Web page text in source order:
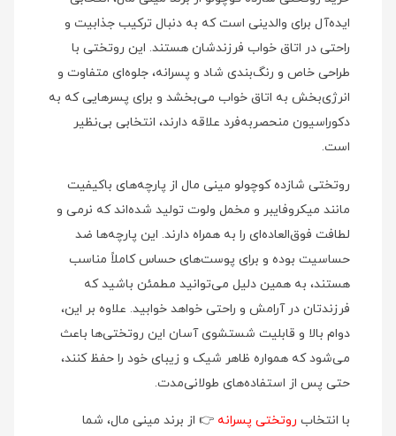
ایده‌آل برای والدینی است که به دنبال ترکیب جذابیت و
راحتی در اتاق خواب فرزندشان هستند. این روتختی با
طراحی خاص و رنگ‌بندی شاد و پسرانه، جلوه‌ای متفاوت و
انرژی‌بخش به اتاق خواب می‌بخشد و برای پسرهایی که به
دکوراسیون منحصربه‌فرد علاقه دارند، انتخابی بی‌نظیر
است.
روتختی شازده کوچولو مینی‌ مال از پارچه‌های باکیفیت
مانند میکروفایبر و مخمل ولوت تولید شده‌اند که نرمی و
لطافت فوق‌العاده‌ای را به همراه دارند. این پارچه‌ها ضد
حساسیت بوده و برای پوست‌های حساس کاملاً مناسب
هستند، به همین دلیل می‌توانید مطمئن باشید که
فرزندتان در آرامش و راحتی خواهد خوابید. علاوه بر این،
دوام بالا و قابلیت شستشوی آسان این روتختی‌ها باعث
می‌شود که همواره ظاهر شیک و زیبای خود را حفظ کنند،
حتی پس از استفاده‌های طولانی‌مدت.
با انتخاب روتختی پسرانه 👉 از برند مینی‌ مال، شما